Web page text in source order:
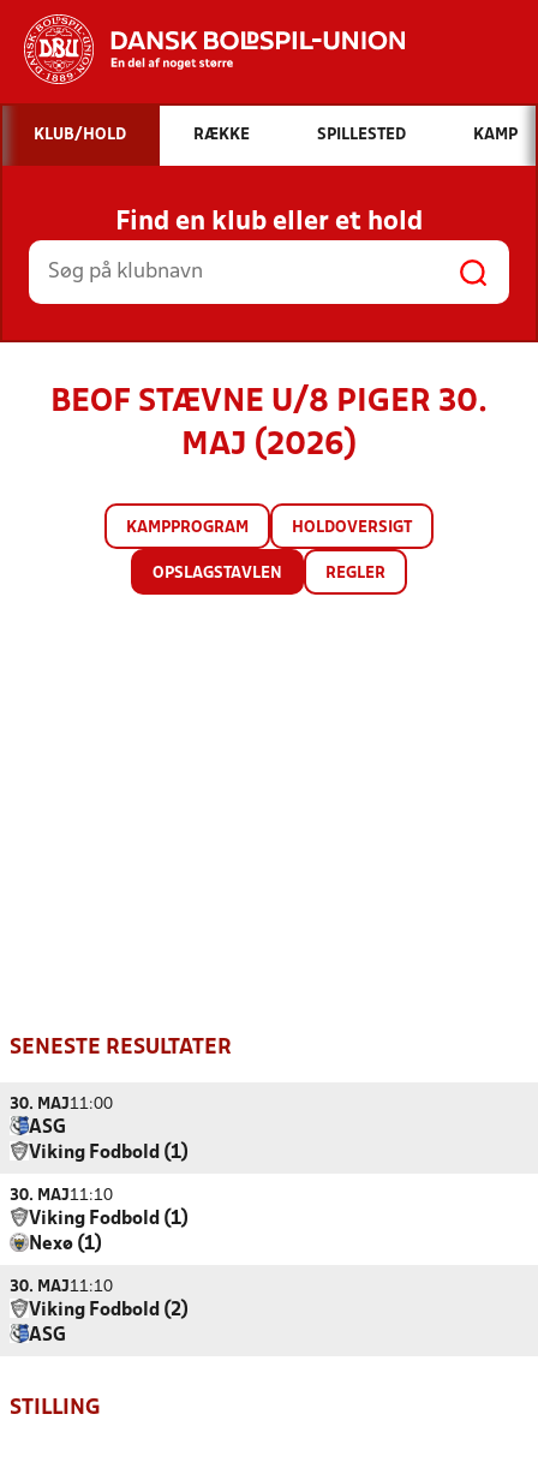
Hvad vil du søge efter?
INDHOLD OG NYHEDER
STILLINGER, RESULTATER, KLUBBER OG
HOLD
KLUB/HOLD RÆKKE SPILLESTED KAMP
Find en klub eller et hold
BEOF STÆVNE U/8 PIGER 30.
MAJ (2026)
KAMPPROGRAM HOLDOVERSIGT
OPSLAGSTAVLEN REGLER
SENESTE RESULTATER
30. MAJ11:00
ASG
Viking Fodbold (1)
30. MAJ11:10
Viking Fodbold (1)
Nexø (1)
30. MAJ11:10
Viking Fodbold (2)
ASG
STILLING